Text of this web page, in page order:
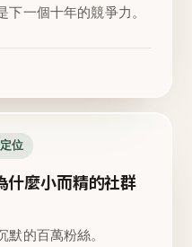
下一個十年的競爭力。
位
什麼小而精的社群
的百萬粉絲。